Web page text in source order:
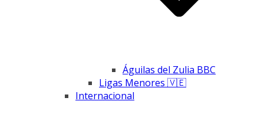
Águilas del Zulia BBC
Ligas Menores 🇻🇪
Internacional